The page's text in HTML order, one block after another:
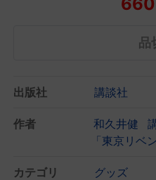
品
出版社 講談社
作者 和久井健
「東京リベ
カテゴリ グッズ